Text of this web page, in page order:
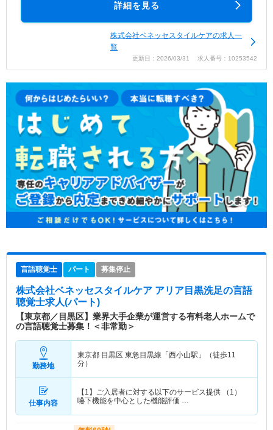
詳細を見る
株式会社ベネッセスタイルケアの求人一
覧
更新日：2026/03/31 求人番号：10253542
言語聴覚士 パート 募集停止
株式会社ベネッセスタイルケア アリア目黒洗足の言語
聴覚士求人(パート)
【東京都／目黒区】業界大手企業が運営する有料老人ホームで
の言語聴覚士募集！＜非常勤＞
勤務地
東京都 目黒区 東急目黒線「西小山駅」（徒歩11
分）
仕事内容
【1】ご入居者に対する以下のサービス提供 （1）
嚥下機能を中心とした機能評価 …